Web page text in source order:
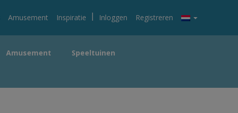
Amusement Inspiratie | Inloggen Registreren
Amusement
Speeltuinen